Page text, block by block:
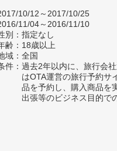
10/12～2017/10/25
11/04～2016/11/10
別：指定なし
齢：18歳以上
域：全国
件：過去2年以内に、旅行会
はOTA運営の旅行予約サ
品を予約し、購入商品を
出張等のビジネス目的で